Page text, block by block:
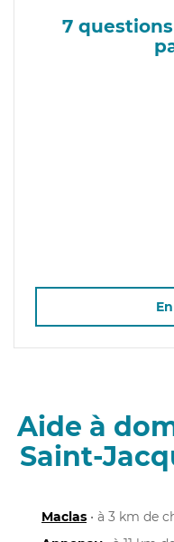
7
Aide à
Saint-
Maclas • à 3 km de